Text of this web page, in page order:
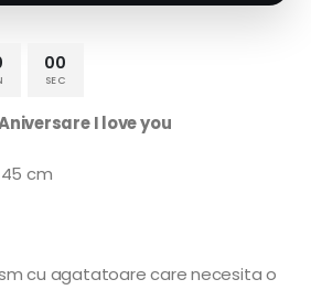
00
SEC
I love you
cm
cu agatatoare care necesita o